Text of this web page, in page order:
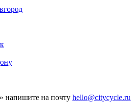
» напишите на почту hello@citycycle.ru